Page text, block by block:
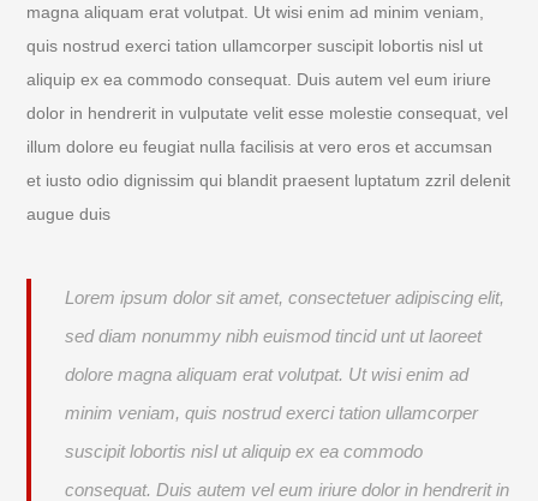
magna aliquam erat volutpat. Ut wisi enim ad minim veniam,
quis nostrud exerci tation ullamcorper suscipit lobortis nisl ut
aliquip ex ea commodo consequat. Duis autem vel eum iriure
dolor in hendrerit in vulputate velit esse molestie consequat, vel
illum dolore eu feugiat nulla facilisis at vero eros et accumsan
et iusto odio dignissim qui blandit praesent luptatum zzril delenit
augue duis
Lorem ipsum dolor sit amet, consectetuer adipiscing elit,
sed diam nonummy nibh euismod tincid unt ut laoreet
dolore magna aliquam erat volutpat. Ut wisi enim ad
minim veniam, quis nostrud exerci tation ullamcorper
suscipit lobortis nisl ut aliquip ex ea commodo
consequat. Duis autem vel eum iriure dolor in hendrerit in